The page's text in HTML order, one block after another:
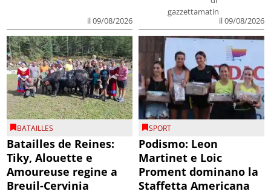
il 09/08/2026
gazzettamatin
il 09/08/2026
BATAILLES
Batailles de Reines:
Tiky, Alouette e
Amoureuse regine a
Breuil-Cervinia
SPORT
Podismo: Leon
Martinet e Loic
Proment dominano la
Staffetta Americana